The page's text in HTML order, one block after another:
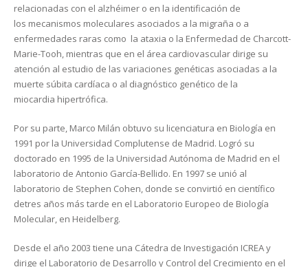
relacionadas con el alzhéimer o en la identificación de
los mecanismos moleculares asociados a la migraña o a
enfermedades raras como la ataxia o la Enfermedad de Charcott-
Marie-Tooh, mientras que en el área cardiovascular dirige su
atención al estudio de las variaciones genéticas asociadas a la
muerte súbita cardíaca o al diagnóstico genético de la
miocardia hipertrófica.
Por su parte, Marco Milán obtuvo su licenciatura en Biología en
1991 por la Universidad Complutense de Madrid. Logró su
doctorado en 1995 de la Universidad Autónoma de Madrid en el
laboratorio de Antonio García-Bellido. En 1997 se unió al
laboratorio de Stephen Cohen, donde se convirtió en científico
detres años más tarde en el Laboratorio Europeo de Biología
Molecular, en Heidelberg.
Desde el año 2003 tiene una Cátedra de Investigación ICREA y
dirige el Laboratorio de Desarrollo y Control del Crecimiento en el